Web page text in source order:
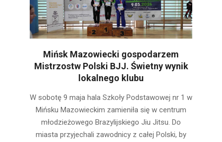
Mińsk Mazowiecki gospodarzem
Mistrzostw Polski BJJ. Świetny wynik
lokalnego klubu
05-
12
W sobotę 9 maja hala Szkoły Podstawowej nr 1 w
Mińsku Mazowieckim zamieniła się w centrum
młodzieżowego Brazylijskiego Jiu Jitsu. Do
miasta przyjechali zawodnicy z całej Polski, by